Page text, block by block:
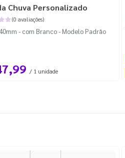
Chuva Personalizado
(0 avaliações)
- com Branco - Modelo Padrão
/ 1 unidade